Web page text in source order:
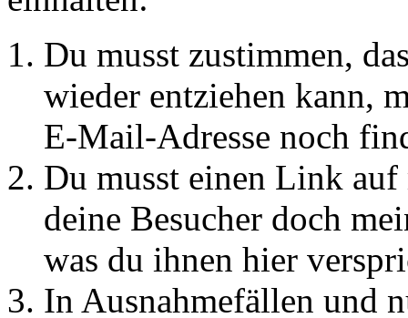
Du musst zustimmen,
wieder entziehen kann,
E-Mail-Adresse noch
Du musst einen Link auf
deine Besucher doch
was du ihnen hier
In Ausnahmefällen und